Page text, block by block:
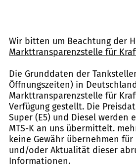
Wir bitten um Beachtung der
Markttransparenzstelle für
Die Grunddaten der
Öffnungszeiten) in
Markttransparenzstelle für
Verfügung gestellt. Die
Super (E5) und Diesel werden
MTS-K an uns übermittelt.
keine Gewähr übernehmen
und/oder Aktualität dieser
Informationen.